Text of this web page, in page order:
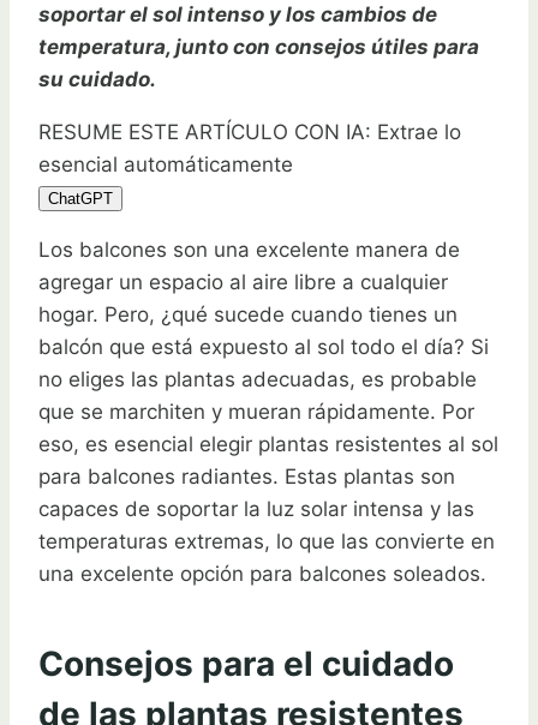
soportar el sol intenso y los cambios de
temperatura, junto con consejos útiles para
su cuidado.
RESUME ESTE ARTÍCULO CON IA: Extrae lo
esencial automáticamente
ChatGPT
Los balcones son una excelente manera de
agregar un espacio al aire libre a cualquier
hogar. Pero, ¿qué sucede cuando tienes un
balcón que está expuesto al sol todo el día? Si
no eliges las plantas adecuadas, es probable
que se marchiten y mueran rápidamente. Por
eso, es esencial elegir plantas resistentes al sol
para balcones radiantes. Estas plantas son
capaces de soportar la luz solar intensa y las
temperaturas extremas, lo que las convierte en
una excelente opción para balcones soleados.
Consejos para el cuidado
de las plantas resistentes